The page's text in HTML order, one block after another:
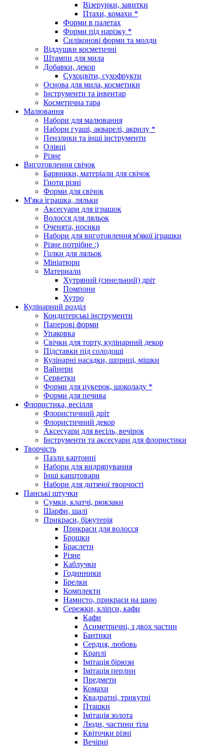
Візерунки, завитки
Птахи, комахи *
Форми в палетах
Форми під нарізку *
Силіконові форми та молди
Віддушки косметичні
Штампи для мила
Добавки, декор
Сухоцвіти, сухофрукти
Основа для мила, косметики
Інструменти та інвентар
Косметична тара
Малювання
Набори для малювання
Набори гуаші, акварелі, акрилу *
Пензлики та інші інструменти
Олівці
Різне
Виготовлення свічок
Барвники, матеріали для свічок
Гноти різні
Форми для свічок
М'яка іграшка, ляльки
Аксесуари для іграшок
Волосся для ляльок
Оченята, носики
Набори для виготовлення м'якої іграшки
Різне потрібне :)
Голки для ляльок
Мініатюри
Материали
Хутряний (синельний) дріт
Помпони
Хутро
Кулінарний розділ
Кондитерські інструменти
Паперові форми
Упаковка
Свічки для торту, кулінарний декор
Підставки під солодощі
Кулінарні насадки, шприці, мішки
Вайнери
Серветки
Форми для цукерок, шоколаду *
Форми для печива
Флористика, весілля
Флористичний дріт
Флористичний декор
Аксесуари для весіль, вечірок
Інструменти та аксесуари для флористики
Творчість
Пазли картонні
Набори для видряпування
Інші канцтовари
Набори для дитячої творчості
Панські штучки
Сумки, клатчі, рюкзаки
Шарфи, шалі
Прикраси, біжутерія
Прикраси для волосся
Брошки
Браслети
Різне
Каблучки
Годинники
Брелки
Комплекти
Намисто, прикраси на шию
Сережки, кліпси, кафи
Кафи
Асиметричні, з двох частин
Бантики
Сердця, любовь
Краплі
Імітація бірюзи
Імітація перлин
Предмети
Комахи
Квадратні, трикутні
Пташки
Імітація золота
Люди, частини тіла
Квіточки різні
Вечірні